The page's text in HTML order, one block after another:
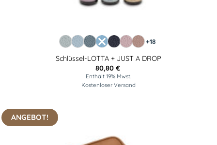
+18
Schlüssel-LOTTA + JUST A DROP
80,80 €
Enthält 19% Mwst.
Kostenloser Versand
ANGEBOT!